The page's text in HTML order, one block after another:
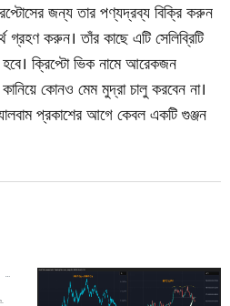
জন্য তার পণ্যদ্রব্য বিক্রি করুন
গ্রহণ করুন। তাঁর কাছে এটি সেলিব্রিটি
হবে। ক্রিপ্টো ভিক নামে আরেকজন
কোনও মেম মুদ্রা চালু করবেন না।
প্রকাশের আগে কেবল একটি গুঞ্জন